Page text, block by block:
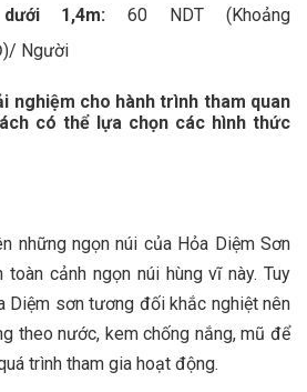
1,4m:60 NDT (Khoảng
Người
nghiệm cho hành trình tham quan
có thể lựa chọn các hình thức
những ngọn núi của Hỏa Diệm Sơn
cảnh ngọn núi hùng vĩ này. Tuy
Diệm sơn tương đối khắc nghiệt nên
theo nước, kem chống nắng, mũ để
trình tham gia hoạt động.